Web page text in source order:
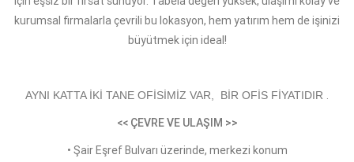
kurumsal firmalarla çevrili bu lokasyon, hem yatırım hem de işinizi
büyütmek için ideal!
AYNI KATTA İKİ TANE OFİSİMİZ VAR, BİR OFİS FİYATIDIR .
<< ÇEVRE VE ULAŞIM >>
• Şair Eşref Bulvarı üzerinde, merkezi konum